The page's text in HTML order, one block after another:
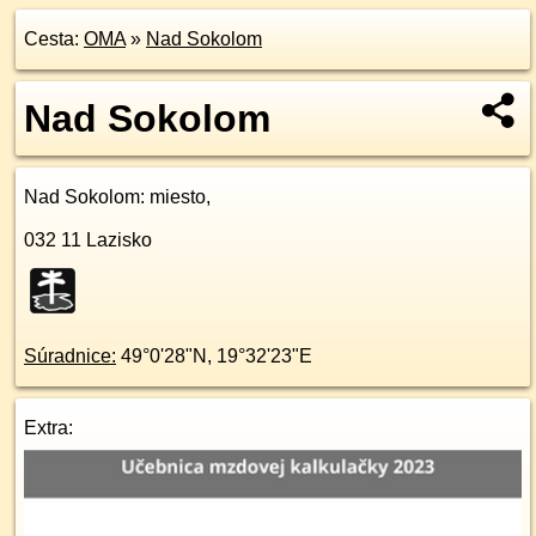
Cesta: OMA» Nad Sokolom
Nad Sokolom
Nad Sokolom: miesto,
032 11 Lazisko
Súradnice: 49°0'28"N , 19°32'23"E
Extra: